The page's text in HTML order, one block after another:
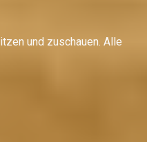
und zuschauen. Alle